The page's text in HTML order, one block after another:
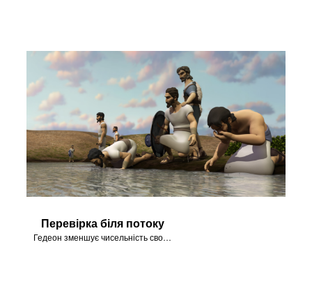
Перевірка біля потоку
Гедеон зменшує чисельність свого війська, добираючи людей відповідно до того, як вони п'ють воду з потоку.